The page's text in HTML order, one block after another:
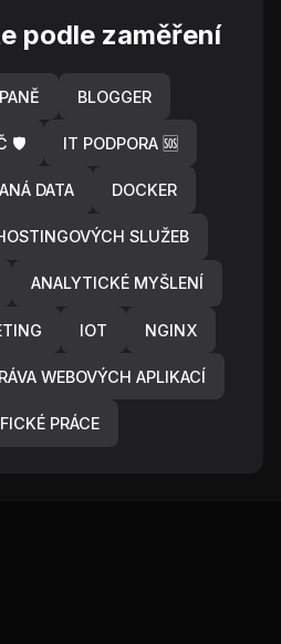
podle zaměření
BLOGGER
🛡️ IT PODPORA 🆘
DATA DOCKER
SLUŽEB
ANALYTICKÉ MYŠLENÍ
IOT NGINX
WEBOVÝCH APLIKACÍ
PRÁCE